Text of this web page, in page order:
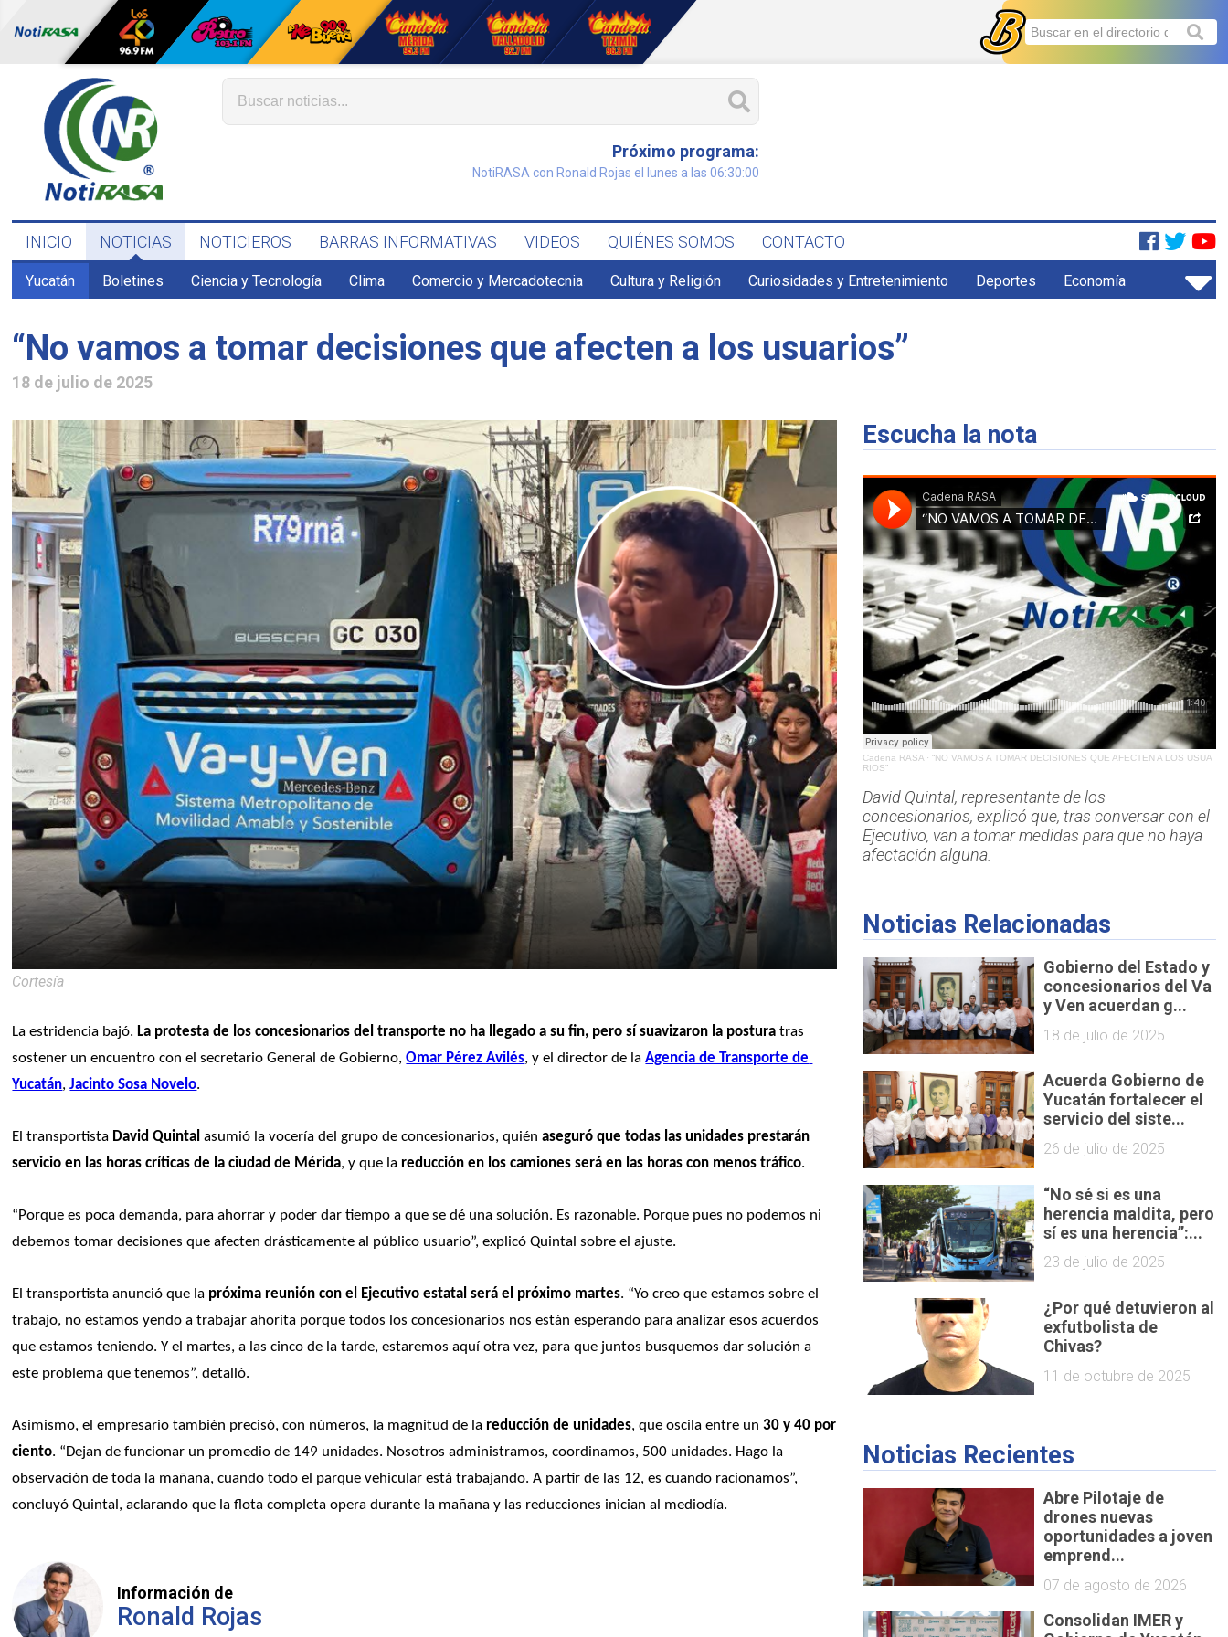
Próximo programa:
NotiRASA con Ronald Rojas el lunes a las 06:30:00
INICIO NOTICIAS NOTICIEROS BARRAS INFORMATIVAS VIDEOS QUIÉNES SOMOS CONTACTO
Yucatán Boletines Ciencia y Tecnología Clima Comercio y Mercadotecnia Cultura y Religión Curiosidades y Entretenimiento Deportes Economía
“No vamos a tomar decisiones que afecten a los usuarios”
18 de julio de 2025
Cortesía
La estridencia bajó. La protesta de los concesionarios del transporte no ha llegado a su fin, pero sí suavizaron la postura tras
sostener un encuentro con el secretario General de Gobierno, Omar Pérez Avilés, y el director de la Agencia de Transporte de
Yucatán, Jacinto Sosa Novelo.
El transportista David Quintal asumió la vocería del grupo de concesionarios, quién aseguró que todas las unidades prestarán
servicio en las horas críticas de la ciudad de Mérida, y que la reducción en los camiones será en las horas con menos tráfico.
“Porque es poca demanda, para ahorrar y poder dar tiempo a que se dé una solución. Es razonable. Porque pues no podemos ni
debemos tomar decisiones que afecten drásticamente al público usuario”, explicó Quintal sobre el ajuste.
El transportista anunció que la próxima reunión con el Ejecutivo estatal será el próximo martes. “Yo creo que estamos sobre el
trabajo, no estamos yendo a trabajar ahorita porque todos los concesionarios nos están esperando para analizar esos acuerdos
que estamos teniendo. Y el martes, a las cinco de la tarde, estaremos aquí otra vez, para que juntos busquemos dar solución a
este problema que tenemos”, detalló.
Asimismo, el empresario también precisó, con números, la magnitud de la reducción de unidades, que oscila entre un 30 y 40 por
ciento. “Dejan de funcionar un promedio de 149 unidades. Nosotros administramos, coordinamos, 500 unidades. Hago la
observación de toda la mañana, cuando todo el parque vehicular está trabajando. A partir de las 12, es cuando racionamos”,
concluyó Quintal, aclarando que la flota completa opera durante la mañana y las reducciones inician al mediodía.
Información de
Ronald Rojas
Escucha la nota
Cadena RASA· “NO VAMOS A TOMAR DECISIONES QUE AFECTEN A LOS USUA
RIOS”
David Quintal, representante de los
concesionarios, explicó que, tras conversar con el
Ejecutivo, van a tomar medidas para que no haya
afectación alguna.
Noticias Relacionadas
Gobierno del Estado y
concesionarios del Va
y Ven acuerdan g...
18 de julio de 2025
Acuerda Gobierno de
Yucatán fortalecer el
servicio del siste...
26 de julio de 2025
“No sé si es una
herencia maldita, pero
sí es una herencia”:...
23 de julio de 2025
¿Por qué detuvieron al
exfutbolista de
Chivas?
11 de octubre de 2025
Noticias Recientes
Abre Pilotaje de
drones nuevas
oportunidades a joven
emprend...
07 de agosto de 2026
Consolidan IMER y